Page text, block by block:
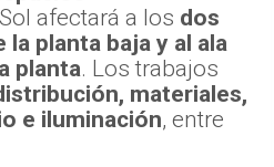
afectará a los dos
planta baja y al ala
planta. Los trabajos
materiales,
e iluminación, entre